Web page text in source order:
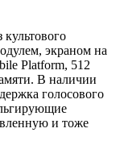
экраном на
Platform, 512
В наличии
голосового
и тоже